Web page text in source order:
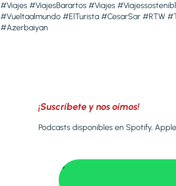
#Viajes #ViajesBarartos #Viajes
#Vueltaalmundo #ElTurista #CesarSar #RTW
#Azerbaiyan
¡Suscríbete y nos oímos!
Podcasts disponibles en Spotify,
